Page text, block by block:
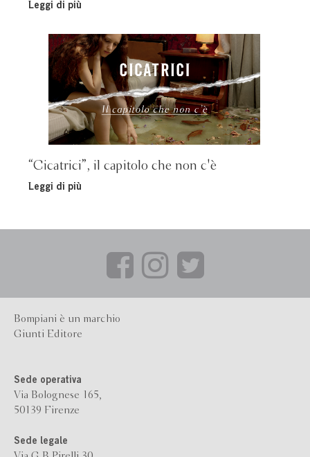
Leggi di più
“Cicatrici”, il capitolo che non c'è
Leggi di più
Bompiani è un marchio
Giunti Editore
Sede operativa
Via Bolognese 165,
50139 Firenze
Sede legale